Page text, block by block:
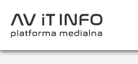
treści